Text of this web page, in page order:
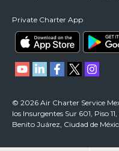
Private Charter App
© 2026 Air Charter Service
los Insurgentes Sur 601, Piso
Benito Juárez, Ciudad de